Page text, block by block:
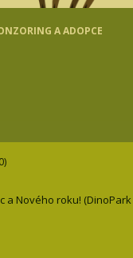
A ADOPCE
a Nového roku! (DinoPark